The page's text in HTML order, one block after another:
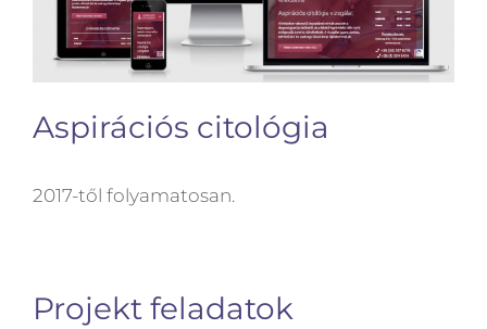
Aspirációs citológia
2017-től folyamatosan.
Projekt feladatok